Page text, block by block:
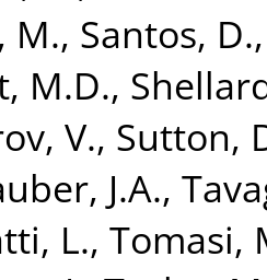
M., Santos, D.
M.D.,
V., Sutton,
J.A.,
L., Tomasi,